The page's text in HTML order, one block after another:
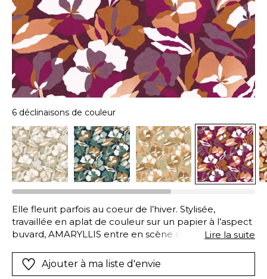
6 déclinaisons de couleur
Elle fleurit parfois au coeur de l’hiver. Stylisée,
travaillée en aplat de couleur sur un papier à l’aspect
buvard, AMARYLLIS entre en scène dans une
profondes et fleurs imbriquées. Une touche de
sophistication est apportée par un film métallique
Lire la suite
Ajouter à ma liste d'envie